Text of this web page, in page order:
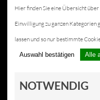
Hier finden Sie eine Übersicht
Einwilligung zu ganzen
lassen und so nur bestimmte
Auswahl bestätigen Alle
NOTWENDIG